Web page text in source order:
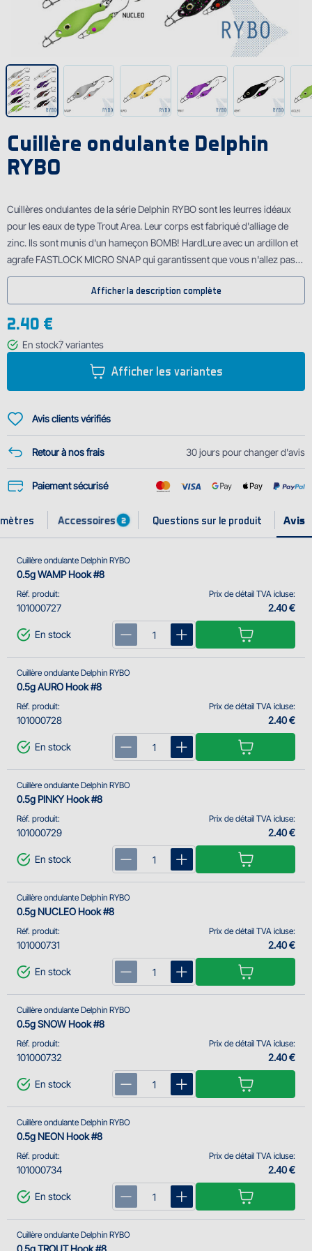
Cuillère ondulante Delphin
RYBO
Cuillères ondulantes de la série Delphin RYBO sont les leurres idéaux
pour les eaux de type Trout Area. Leur corps est fabriqué d'alliage de
zinc. Ils sont munis d'un hameçon BOMB! HardLure avec un ardillon et
agrafe FASTLOCK MICRO SNAP qui garantissent que vous n'allez pas
perdre votre poisson. À part des truites, les carnassiers plus petits des
lacs ou des eaux coulantes seront attirés aussi. Les cuillères sont très
avec les yeux artificiels qui imitent parfaitement les leurres vivants.
Modѐle: RYBO
Poids: 0,5g
Taille du corps: 2,,5cm
Afficher la description complète
2.40 €
En stock7variantes
Afficher les variantes
Avis clients vérifiés
Retour à nos frais 30 jours pour changer d'avis
Paiement sécurisé
Accessoires 2 Questions sur le produit
Réf. produit:
101000727
Cuillère ondulante Delphin RYBO
0.5g WAMP Hook #8
Prix de détail TVA icluse:
2.40 €
En stock
Réf. produit:
101000728
Cuillère ondulante Delphin RYBO
0.5g AURO Hook #8
Prix de détail TVA icluse:
2.40 €
En stock
Réf. produit:
101000729
Cuillère ondulante Delphin RYBO
0.5g PINKY Hook #8
Prix de détail TVA icluse:
2.40 €
En stock
Réf. produit:
101000731
Cuillère ondulante Delphin RYBO
0.5g NUCLEO Hook #8
Prix de détail TVA icluse:
2.40 €
En stock
Réf. produit:
101000732
Cuillère ondulante Delphin RYBO
0.5g SNOW Hook #8
Prix de détail TVA icluse:
2.40 €
En stock
Réf. produit:
101000734
Cuillère ondulante Delphin RYBO
0.5g NEON Hook #8
Prix de détail TVA icluse:
2.40 €
En stock
Cuillère ondulante Delphin RYBO
0.5g TROUT Hook #8